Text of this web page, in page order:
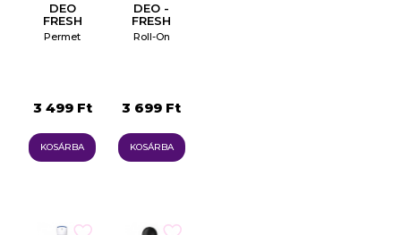
DEO
FRESH
COMFORT
Permet
3 499 Ft
KOSÁRBA
DEO -
FRESH
FLOWER
Roll-On
3 699 Ft
KOSÁRBA